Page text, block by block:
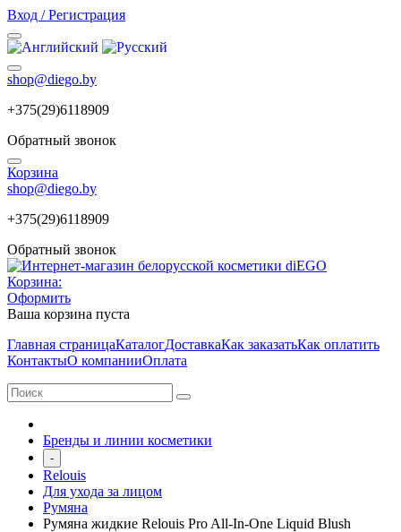
Вход / Регистрация
shop@diego.by
+375(29)6118909
Обратный звонок
Корзина
shop@diego.by
+375(29)6118909
Обратный звонок
Корзина:
Оформить
Ваша корзина пуста
Главная страницаКаталогДоставкаКак заказатьКак оплатить
КонтактыО компанииОплата
Бренды и линии косметики
-
Relouis
Для ухода за лицом
Румяна
Румяна жидкие Relouis Pro All-In-One Liquid Blush